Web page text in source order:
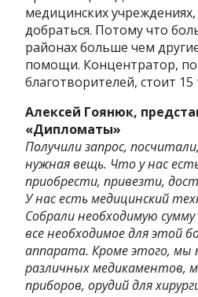
медицинских
добраться. Потому что
районах больше чем
помощи. Концентратор,
благотворителей, стоит 15
Алексей Гоянюк,
«Дипломаты»
Получили запрос,
нужная вещь. Что у нас
приобрести, привезти,
У нас есть медицинский
Собрали необходимую
все необходимое для этой
аппарата. Кроме этого, мы
различных медикаментов,
приборов, орудий для